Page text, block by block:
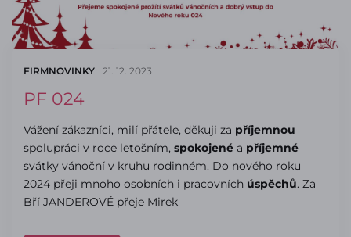
FIRMNOVINKY 21. 12. 2023
PF 024
Vážení zákazníci, milí přátele, děkuji za příjemnou
spolupráci v roce letošním, spokojené a příjemné
svátky vánoční v kruhu rodinném. Do nového roku
2024 přeji mnoho osobních i pracovních úspěchů. Za
Bří JANDEROVÉ přeje Mirek